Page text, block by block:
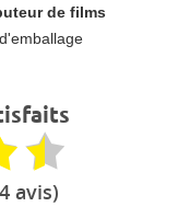
de films
avis)